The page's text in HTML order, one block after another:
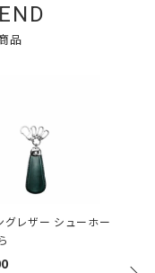
品
グレザー シューホー
￥